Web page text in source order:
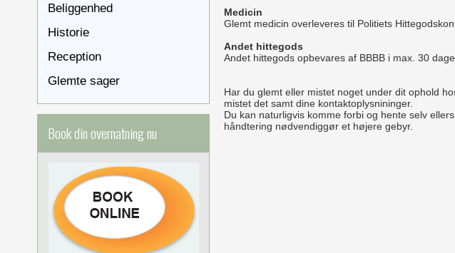
Beliggenhed
Historie
Reception
Glemte sager
Book din overnatning nu
Medicin
Glemt medicin overleveres til Politiets
Andet hittegods
Andet hittegods opbevares af BBBB i max. 30
Har du glemt eller mistet noget under dit ophold
mistet det samt dine kontaktoplysnininger.
Du kan naturligvis komme forbi og hente selv
håndtering nødvendiggør et højere gebyr.